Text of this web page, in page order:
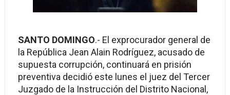
SANTO DOMINGO.- El exprocurador general de
la República Jean Alain Rodríguez, acusado de
supuesta corrupción, continuará en prisión
preventiva decidió este lunes el juez del Tercer
Juzgado de la Instrucción del Distrito Nacional,